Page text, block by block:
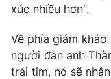
Tư vấn
Chuyên mục khác
Emagazine
xúc nhiều hơn".
Về phía giám
người đàn anh
trái tim, nó sẽ